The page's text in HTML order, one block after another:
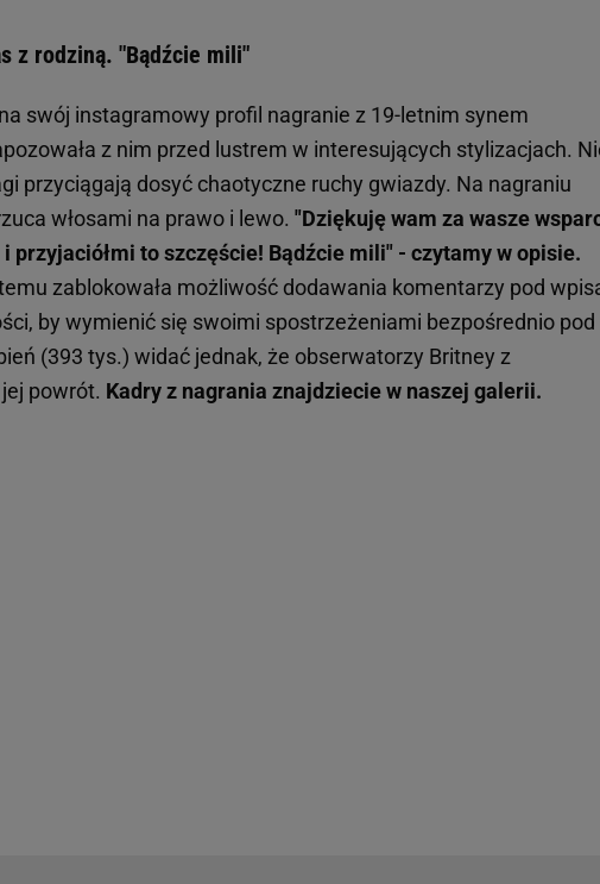
z rodziną. "Bądźcie mili"
swój instagramowy profil nagranie z 19-letnim synem
z nim przed lustrem w interesujących stylizacjach.
przyciągają dosyć chaotyczne ruchy gwiazdy. Na nagraniu
włosami na prawo i lewo. "Dziękuję wam za wasze
przyjaciółmi to szczęście! Bądźcie mili" - czytamy w opisie.
zablokowała możliwość dodawania komentarzy pod
by wymienić się swoimi spostrzeżeniami bezpośrednio pod
(393 tys.) widać jednak, że obserwatorzy Britney z
powrót. Kadry z nagrania znajdziecie w naszej galerii.